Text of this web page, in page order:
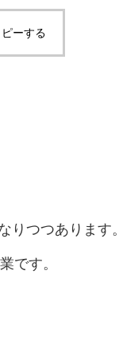
ーする
りつつあります。
です。